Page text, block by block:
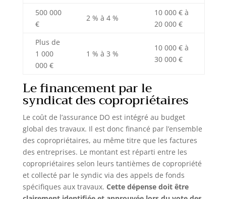
500 000
€
2 % à 4 %
10 000 € à
20 000 €
Plus de
1 000
000 €
1 % à 3 %
10 000 € à
30 000 €
Le financement par le
syndicat des copropriétaires
Le coût de l’assurance DO est intégré au budget
global des travaux. Il est donc financé par l’ensemble
des copropriétaires, au même titre que les factures
des entreprises. Le montant est réparti entre les
copropriétaires selon leurs tantièmes de copropriété
et collecté par le syndic via des appels de fonds
spécifiques aux travaux. Cette dépense doit être